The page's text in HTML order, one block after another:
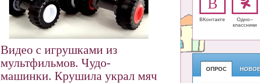
Видео с игрушками из
мультфильмов. Чудо-
машинки. Крушила украл мяч
ВКонтакте
Одно-­
класс­ники
ОПРОС